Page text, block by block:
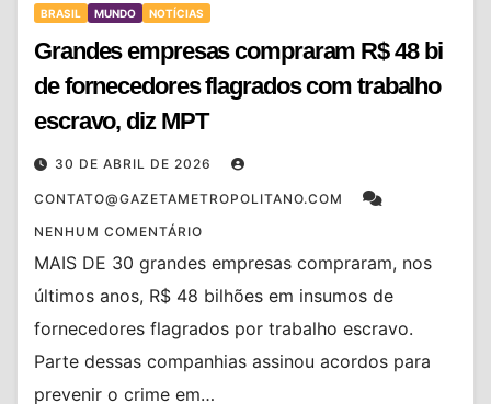
BRASIL MUNDO NOTÍCIAS
Grandes empresas compraram R$ 48 bi
de fornecedores flagrados com trabalho
escravo, diz MPT
30 DE ABRIL DE 2026
CONTATO@GAZETAMETROPOLITANO.COM
NENHUM COMENTÁRIO
MAIS DE 30 grandes empresas compraram, nos
últimos anos, R$ 48 bilhões em insumos de
fornecedores flagrados por trabalho escravo.
Parte dessas companhias assinou acordos para
prevenir o crime em…